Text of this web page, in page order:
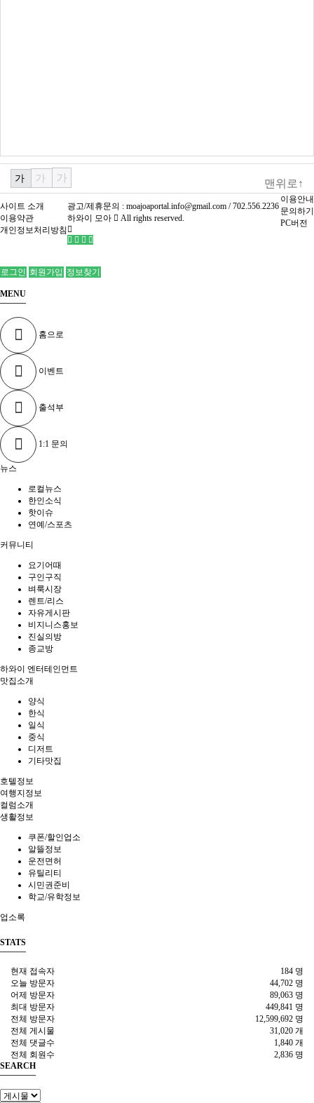
맨위로↑
가 가 가
이용안내
문의하기
PC버전
사이트 소개
이용약관
개인정보처리방침
광고/제휴문의 : moajoaportal.info@gmail.com / 702.556.2236
하와이 모아
All rights reserved.
로그인 회원가입 정보찾기
MENU
홈으로
이벤트
출석부
1:1 문의
뉴스
로컬뉴스
한인소식
핫이슈
연예/스포츠
커뮤니티
요기어때
구인구직
벼룩시장
렌트/리스
자유게시판
비지니스홍보
진실의방
종교방
하와이 엔터테인먼트
맛집소개
양식
한식
일식
중식
디저트
기타맛집
호텔정보
여행지정보
컬럼소개
생활정보
쿠폰/할인업소
알뜰정보
운전면허
유틸리티
시민권준비
학교/유학정보
업소록
STATS
184 명
현재 접속자
44,702 명
오늘 방문자
89,063 명
어제 방문자
449,841 명
최대 방문자
12,599,692 명
전체 방문자
31,020 개
전체 게시물
1,840 개
전체 댓글수
2,836 명
전체 회원수
SEARCH